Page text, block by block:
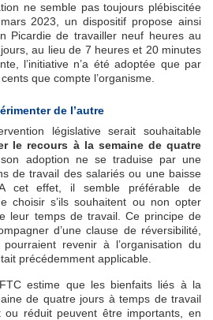
ne semble pas toujours plébiscitée
2023, un dispositif propose ainsi
Picardie de travailler neuf heures au
au lieu de 7 heures et 20 minutes
l’initiative n’a été adoptée que par
que compte l’organisme.
de l’autre
législative serait souhaitable
le recours à la semaine de quatre
son adoption ne se traduise par une
de travail des salariés ou une baisse
cet effet, il semble préférable de
choisir s’ils souhaitent ou non opter
leur temps de travail. Ce principe de
d’une clause de réversibilité,
revenir à l’organisation du
précédemment applicable.
estime que les bienfaits liés à la
de quatre jours à temps de travail
ou réduit peuvent être importants, en